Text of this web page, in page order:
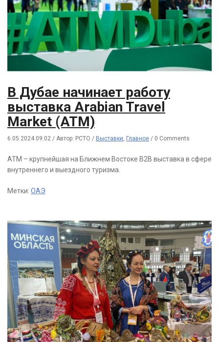
В Дубае начинает работу
выставка Arabian Travel
Market (ATM)
6.05.2024 09:02 / Автор: РСТО / Выставки, Главное / 0 Comments
ATM – крупнейшая на Ближнем Востоке B2B выставка в сфере
внутреннего и выездного туризма.
Метки: ОАЭ